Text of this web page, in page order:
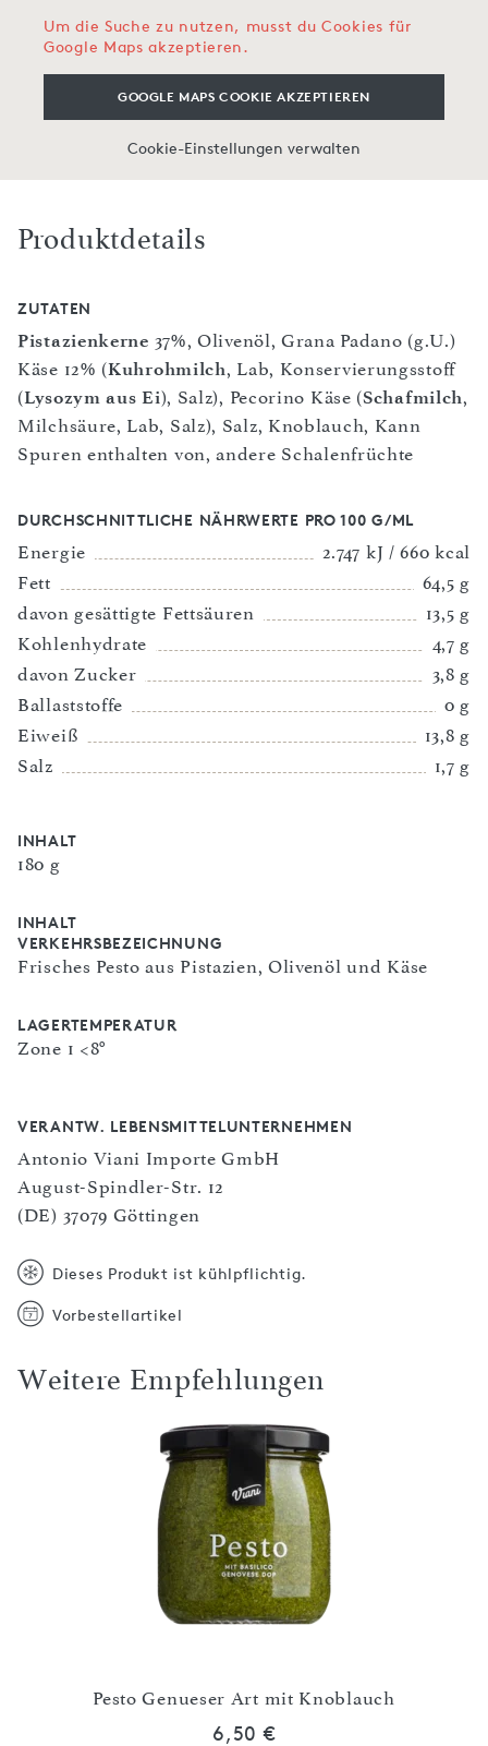
Um die Suche zu nutzen, musst du Cookies für
Google Maps akzeptieren.
GOOGLE MAPS COOKIE AKZEPTIEREN
Cookie-Einstellungen verwalten
Produktdetails
ZUTATEN
Pistazienkerne 37%, Olivenöl, Grana Padano (g.U.)
Käse 12% (Kuhrohmilch, Lab, Konservierungsstoff
(Lysozym aus Ei), Salz), Pecorino Käse (Schafmilch,
Milchsäure, Lab, Salz), Salz, Knoblauch, Kann
Spuren enthalten von, andere Schalenfrüchte
DURCHSCHNITTLICHE NÄHRWERTE PRO 100 G/ML
Energie
2.747 kJ / 660 kcal
Fett
64,5 g
davon gesättigte Fettsäuren
13,5 g
Kohlenhydrate
4,7 g
davon Zucker
3,8 g
Ballaststoffe
0 g
Eiweiß
13,8 g
Salz
1,7 g
INHALT
180 g
INHALT
VERKEHRSBEZEICHNUNG
Frisches Pesto aus Pistazien, Olivenöl und Käse
LAGERTEMPERATUR
Zone 1 <8°
VERANTW. LEBENSMITTELUNTERNEHMEN
Antonio Viani Importe GmbH
August-Spindler-Str. 12
(DE) 37079 Göttingen
Dieses Produkt ist kühlpflichtig.
Vorbestellartikel
Weitere Empfehlungen
Pesto Genueser Art mit Knoblauch
6,50 €